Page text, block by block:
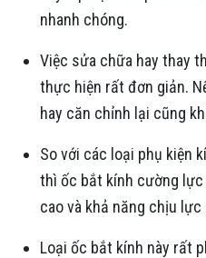
nhanh chóng.
Việc sửa chữa hay thay
thực hiện rất đơn giản.
hay căn chỉnh lại cũng
So với các loại phụ kiện
thì ốc bắt kính cường
cao và khả năng chịu
Loại ốc bắt kính này rất